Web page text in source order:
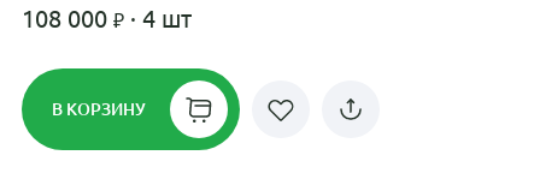
108 000 · 4 шт
В КОРЗИНУ